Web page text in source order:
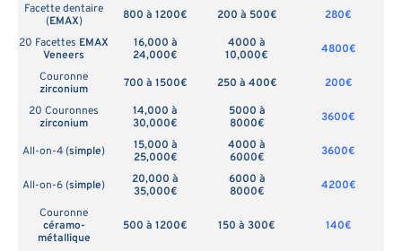
Facette dentaire
(EMAX) 800 à 1200€ 200 à 500€
280€
20 Facettes EMAX
Veneers
16,000 à
24,000€
4000 à
10,000€
4800€
Couronne
zirconium
700 à 1500€ 250 à 400€
200€
20 Couronnes
zirconium
14,000 à
30,000€
5000 à
8000€
3600€
All-on-4 (simple)
15,000 à
25,000€
4000 à
6000€
3600€
All-on-6 (simple)
20,000 à
35,000€
6000 à
8000€
4200€
Couronne
céramo-
métallique
500 à 1200€ 150 à 300€ 140€